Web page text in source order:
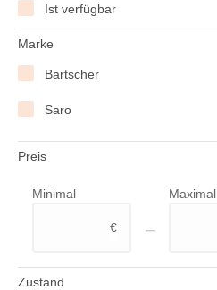
Ist verfügbar
Marke
Bartscher
Saro
Preis
Minimal
€ –
Maximal
Zustand